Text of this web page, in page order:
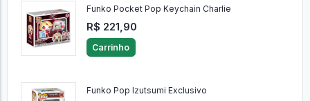
Funko Pocket Pop Keychain Charlie
R$ 221,90
Carrinho
Funko Pop Izutsumi Exclusivo